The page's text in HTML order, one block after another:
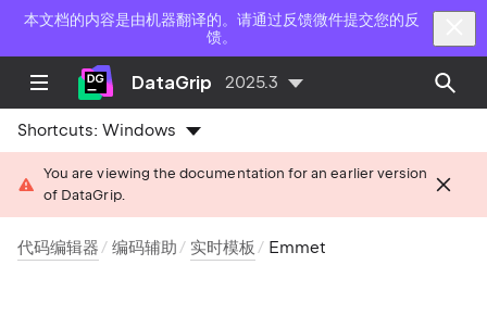
本文档的内容是由机器翻译的。请通过反馈微件提交您的反
馈。
DataGrip 2025.3
Shortcuts:Windows
You are viewing the documentation for an earlier version
of DataGrip.
代码编辑器 编码辅助 实时模板 Emmet